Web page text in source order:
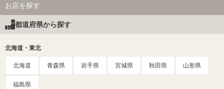
お店を探す
都道府県から探す
北海道・東北
北海道 青森県 岩手県 宮城県 秋田県 山形県
福島県